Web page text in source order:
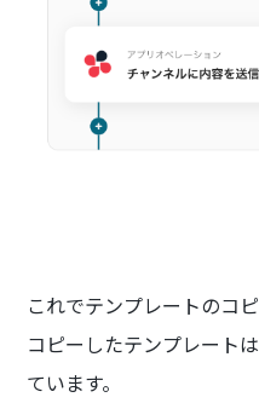
これでテンプレートのコ
コピーしたテンプレート
ています。